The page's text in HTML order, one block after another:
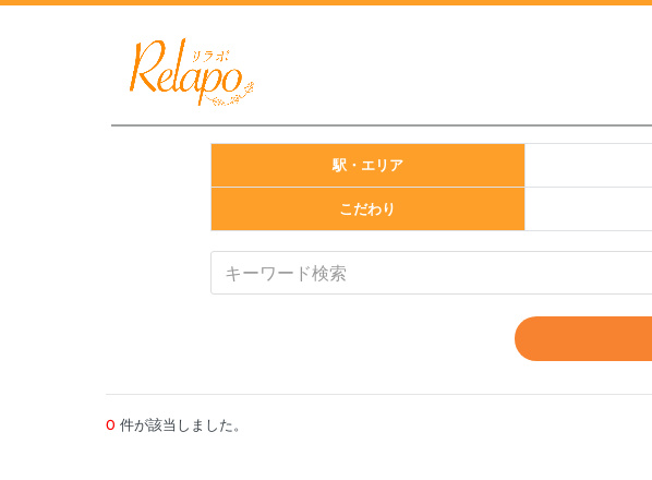
駅・エリア
こだわり
0 件が該当しました。